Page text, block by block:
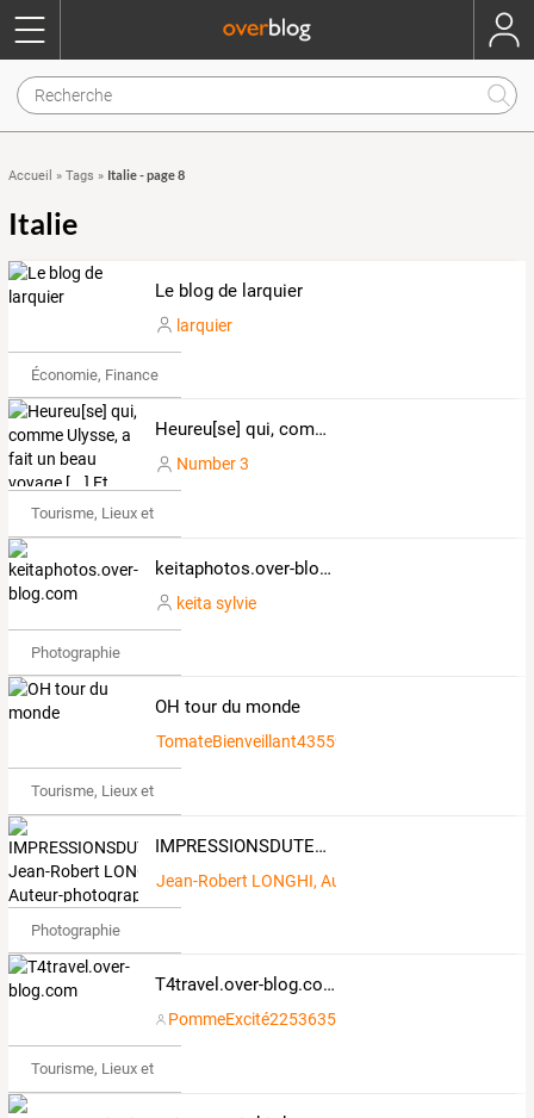
Accueil » Tags » Italie - page 8
Italie
Le blog de larquier
larquier
Économie, Finance & Droit
Heureu[se] qui, comme Ulysse, a fait un beau voyage [...] Et puis est retourné[e], plein d'usage et raison !
Number 3
Tourisme, Lieux et Événements
keitaphotos.over-blog.com
keita sylvie
Photographie
OH tour du monde
TomateBienveillant435591
Tourisme, Lieux et Événements
IMPRESSIONSDUTEMPS Jean-Robert LONGHI . Auteur-photographe
Jean-Robert LONGHI, Auteur-photographe
Photographie
T4travel.over-blog.com
PommeExcité2253635
Tourisme, Lieux et Événements